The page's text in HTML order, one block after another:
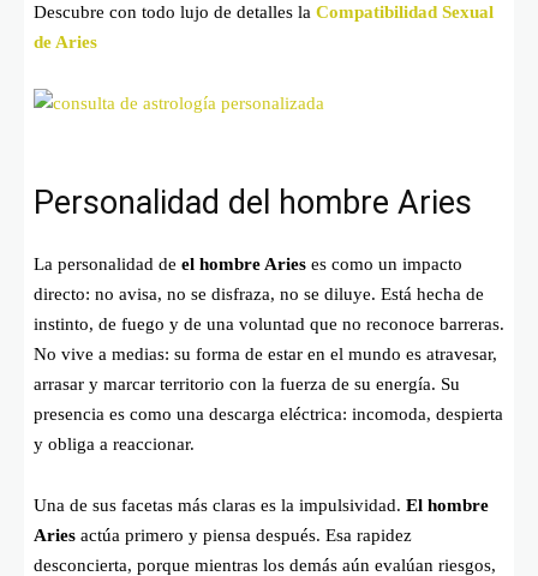
Descubre con todo lujo de detalles la Compatibilidad Sexual
de Aries
Personalidad del hombre Aries
La personalidad de el hombre Aries es como un impacto
directo: no avisa, no se disfraza, no se diluye. Está hecha de
instinto, de fuego y de una voluntad que no reconoce barreras.
No vive a medias: su forma de estar en el mundo es atravesar,
arrasar y marcar territorio con la fuerza de su energía. Su
presencia es como una descarga eléctrica: incomoda, despierta
y obliga a reaccionar.
Una de sus facetas más claras es la impulsividad. El hombre
Aries actúa primero y piensa después. Esa rapidez
desconcierta, porque mientras los demás aún evalúan riesgos,